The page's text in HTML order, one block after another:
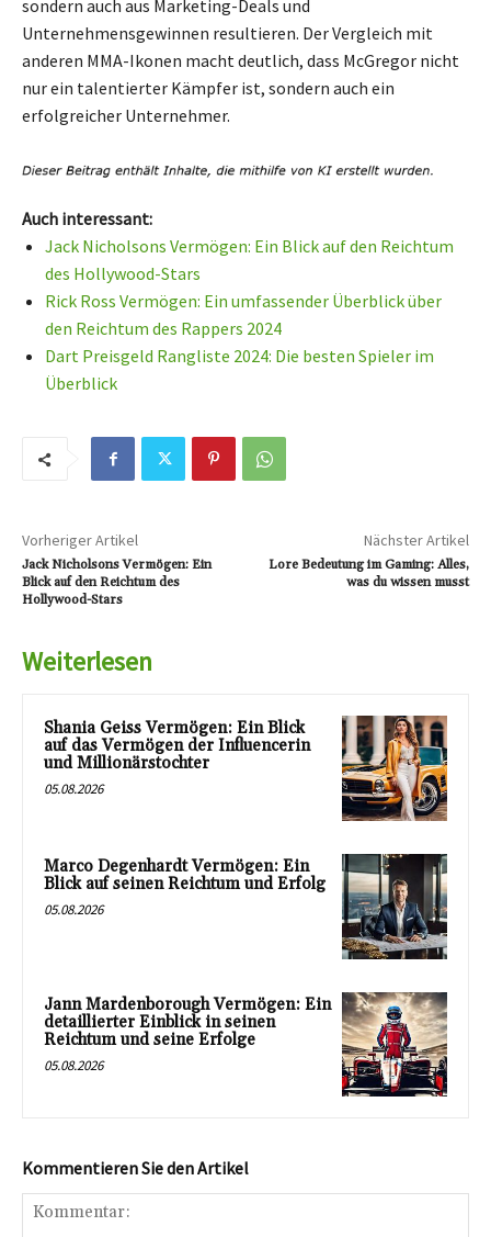
sondern auch aus Marketing-Deals und
Unternehmensgewinnen resultieren. Der Vergleich mit
anderen MMA-Ikonen macht deutlich, dass McGregor nicht
nur ein talentierter Kämpfer ist, sondern auch ein
erfolgreicher Unternehmer.
Auch interessant:
Jack Nicholsons Vermögen: Ein Blick auf den Reichtum
des Hollywood-Stars
Rick Ross Vermögen: Ein umfassender Überblick über
den Reichtum des Rappers 2024
Dart Preisgeld Rangliste 2024: Die besten Spieler im
Überblick
Vorheriger Artikel
Jack Nicholsons Vermögen: Ein
Blick auf den Reichtum des
Hollywood-Stars
Nächster Artikel
Lore Bedeutung im Gaming: Alles,
was du wissen musst
Weiterlesen
Shania Geiss Vermögen: Ein Blick
auf das Vermögen der Influencerin
und Millionärstochter
05.08.2026
Marco Degenhardt Vermögen: Ein
Blick auf seinen Reichtum und Erfolg
05.08.2026
Jann Mardenborough Vermögen: Ein
detaillierter Einblick in seinen
Reichtum und seine Erfolge
05.08.2026
Kommentieren Sie den Artikel